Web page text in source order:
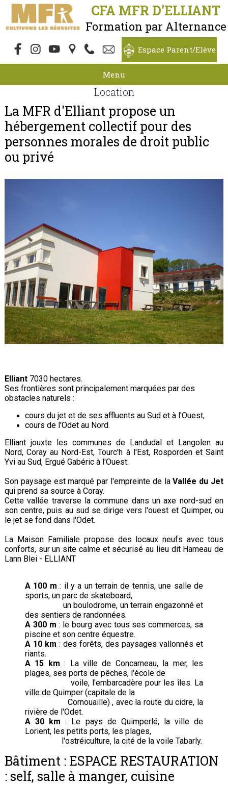
CFA MFR D'ELLIANT
Formation par Alternance
Espace Parent/Elève
Menu
Location
La MFR d'Elliant propose un
hébergement collectif pour des
personnes morales de droit public
ou privé
Elliant7030 hectares.
Ses frontières sont principalement marquées par des
obstacles naturels :
cours du jet et de ses affluents au Sud et à l'Ouest,
cours de l'Odet au Nord.
Elliant jouxte les communes de Landudal et Langolen au
Nord, Coray au Nord-Est, Tourc'h à l'Est, Rosporden et Saint
Yvi au Sud, Ergué Gabéric à l'Ouest.
Son paysage est marqué par l'empreinte de laVallée du Jet
qui prend sa source à Coray.
Cette vallée traverse la commune dans un axe nord-sud en
son centre, puis au sud se dirige vers l'ouest et Quimper, ou
le jet se fond dans l'Odet.
La Maison Familiale propose des locaux neufs avec tous
conforts, sur un site calme et sécurisé au lieu dit Hameau de
Lann Blei - ELLIANT
A 100 m : il y a un terrain de tennis, une salle de
sports, un parc de skateboard,
un boulodrome, un terrain engazonné et
des sentiers de randonnées.
A 300 m : le bourg avec tous ses commerces, sa
piscine et son centre équestre.
A 10 km : des forêts, des paysages vallonnés et
riants.
A 15 km : La ville de Concarneau, la mer, les
plages, ses ports de pêches, l'école de
voile, l'embarcadère pour les îles. La
ville de Quimper (capitale de la
Cornouaille) , avec la route du cidre, la
rivière de l'Odet.
A 30 km : Le pays de Quimperlé, la ville de
Lorient, les petits ports, les plages,
l'ostréiculture, la cité de la voile Tabarly.
Bâtiment : ESPACE RESTAURATION
: self, salle à manger, cuisine